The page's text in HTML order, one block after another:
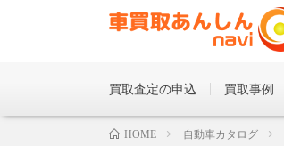
: Trying to access array offset on false in
買取査定の申込 買取事例
HOME 自動車カタログ